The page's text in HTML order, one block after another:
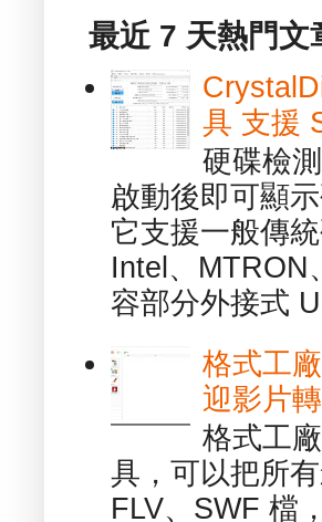
最近 7 天熱門文
具 支援
硬碟檢
啟動後即可顯
它支援一般傳
Intel、MTRON
容部分外接式
格式工
迎影片
格式工
具，可以把所
FLV、SWF 檔